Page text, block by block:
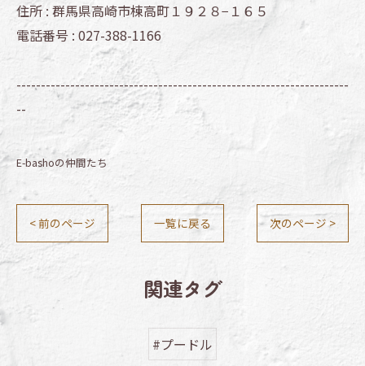
住所 : 群馬県高崎市棟高町１９２８−１６５
電話番号 : 027-388-1166
--------------------------------------------------------------------
--
E-bashoの仲間たち
< 前のページ 一覧に戻る 次のページ >
関連タグ
#プードル